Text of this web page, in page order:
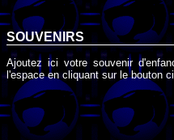
SOUVENIRS
Ajoutez ici votre souvenir
l'espace en cliquant sur le bouton